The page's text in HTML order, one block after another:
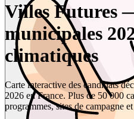
Villes Futures
municipales
climatiques
Carte interactive des candidats
2026 en France. Plus de 50 000
programmes, sites de campagne